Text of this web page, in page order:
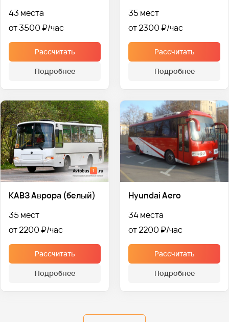
43 места
от 3500 ₽
Рассчитать
Подробнее
35 мест
от 2300 ₽
Рассчитать
Подробнее
КАВЗ Аврора (белый)
35 мест
от 2200 ₽
Рассчитать
Подробнее
Hyundai Aero
34 места
от 2200 ₽
Рассчитать
Подробнее